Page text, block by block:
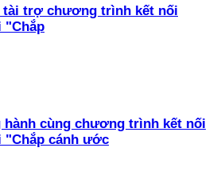
tài trợ chương trình kết nối
"Chắp
hành cùng chương trình kết nối
"Chắp cánh ước